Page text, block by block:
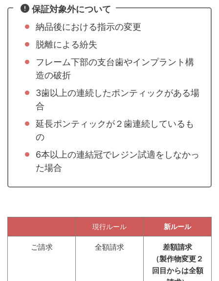
保証対象外について
納品後における指示の変更
脱離による紛失
フレーム下部の支台歯やインプラント構
造の破折
3歯以上の連続したポンティックがある場
合
延長ポンティックが２歯連続しているも
の
6本以上の連結冠でレジン試適をしなかっ
た場合
現行ルール 新ルール
ご請求 全額請求
差額請求
（製作物変更２
回目からは全額